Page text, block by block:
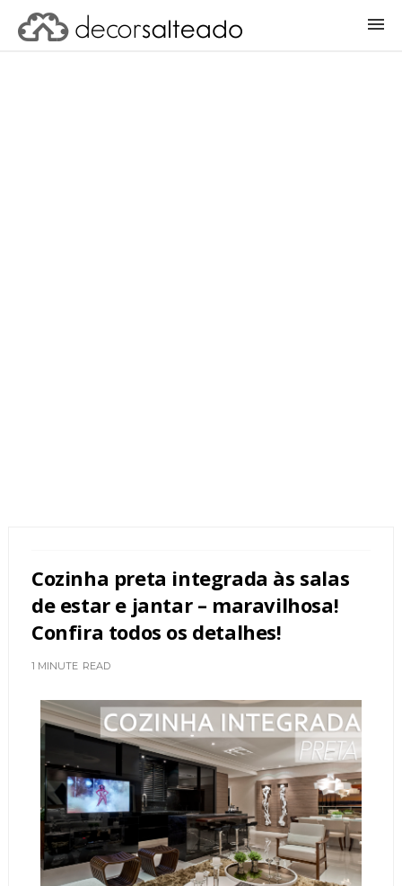
Cozinha preta integrada às salas
de estar e jantar – maravilhosa!
Confira todos os detalhes!
1 MINUTE READ